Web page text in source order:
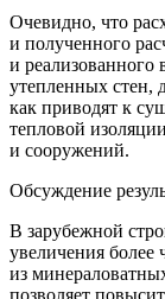
Очевидно, что
и полученного
и реализованного
утепленных стен,
как приводят к
тепловой
и сооружений.
Обсуждение
В зарубежной
увеличения более
из
позволяет